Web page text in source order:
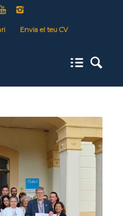
Envia el teu CV